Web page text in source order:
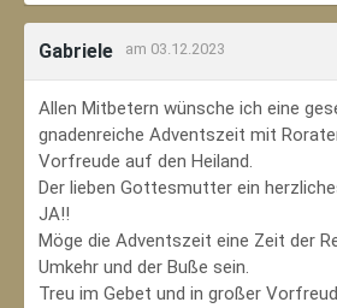
Gabriele am 03.12.2023
Allen Mitbetern wünsche ich eine
gnadenreiche Adventszeit mit
Vorfreude auf den Heiland.
Der lieben Gottesmutter ein
JA!!
Möge die Adventszeit eine Zeit der
Umkehr und der Buße sein.
Treu im Gebet und in großer